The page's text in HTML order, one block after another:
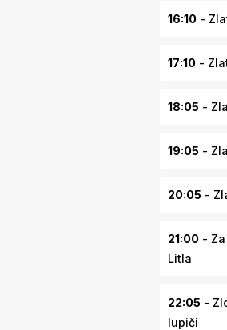
16:10 -
17:10 -
18:05 -
19:05 -
20:05 -
21:00 -
Litla
22:05 -
lupiči